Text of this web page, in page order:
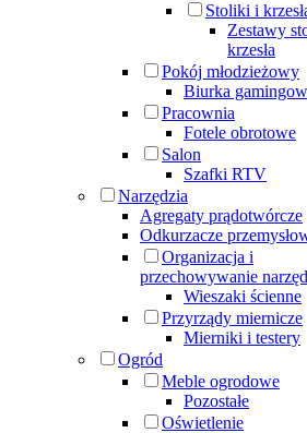
Stoliki i
Zestawy
krzesła
Pokój młodzieżowy
Biurka
Pracownia
Fotele obrotowe
Salon
Szafki RTV
Narzędzia
Agregaty prądotwórcze
Odkurzacze
Organizacja i
przechowywanie
Wieszaki ścienne
Przyrządy miernicze
Mierniki i testery
Ogród
Meble ogrodowe
Pozostałe
Oświetlenie